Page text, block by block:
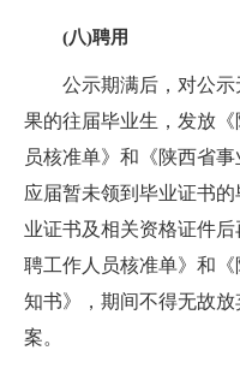
(八)聘用
公示期满后，对公
果的往届毕业生，发放
员核准单》和《陕西省
应届暂未领到毕业证书
业证书及相关资格证件
聘工作人员核准单》和
知书》，期间不得无故
案。